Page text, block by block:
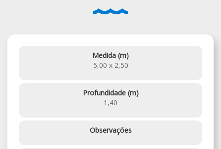
Medida (m)
5,00 x 2,50
Profundidade (m)
1,40
Observações